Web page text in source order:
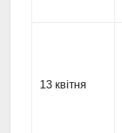
13 квітня